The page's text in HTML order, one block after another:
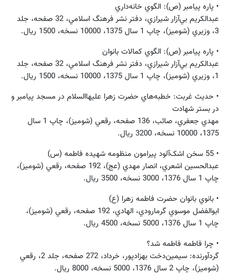
• پاره پيامبر (ص): الگوي خانه‌داري
عبدالكريم بي‌آزار شيرازي، دفتر نشر فرهنگ اسلامي، 32 صفحه، جلد
3، وزيري (شوميز)، چاپ 1 سال 1375، 10000 نسخه، 1500 ريال.
• پاره پيامبر (ص): الگوي كمالات بانوان
عبدالكريم بي‌آزار شيرازي، دفتر نشر فرهنگ اسلامي، 32 صفحه، جلد
1، وزيري (شوميز)، چاپ 1 سال 1375، 10000 نسخه، 1500 ريال.
• حديث غربت: خطبه‌هاي حضرت زهرا عليهاالسلام در مسجد پيامبر و
در بستر شهادت
مهدي جعفري، صائب، 136 صفحه، رقعي (شوميز)، چاپ 1 سال
1375، 10000 نسخه، 3200 ريال.
• 55 سخن اشک‌آلود پيرامون منظومه شهيده فاطمه (س)
عبدالحسين اشعري، انصار مهدي (عج)، 192 صفحه، رقعي (شوميز)،
چاپ 1 سال 1376، 3000 نسخه، 3500 ريال.
• بانوي بانوان حضرت فاطمه زهرا (ع)
ابوالفضل موسوي‌ گرمارودي، الهادي، 192 صفحه، رقعي (شوميز)،
چاپ 1 سال 1376، 5000 نسخه، 4500 ريال.
• چرا فاطمه فاطمه شد؟
گردآورنده: سيمين‌دخت بهزادپور، خرداد، 272 صفحه، جلد 2، رقعي
(شوميز)، چاپ 2 سال 1376، 5000 نسخه، 8000 ريال.